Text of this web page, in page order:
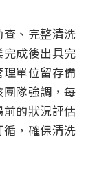
、完整清洗
成後出具完
單位留存備
隊強調，每
的狀況評估
，確保清洗